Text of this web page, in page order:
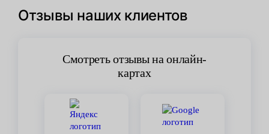
Отзывы наших клиентов
Смотреть отзывы на онлайн-
картах